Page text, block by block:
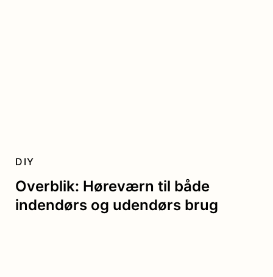
Overblik: Høreværn til både
indendørs og udendørs brug
DIY